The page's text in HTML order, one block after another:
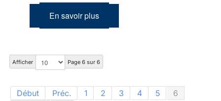
En savoir plus
Afficher Page 6 sur 6
Début Préc. 1 2 3 4 5
6